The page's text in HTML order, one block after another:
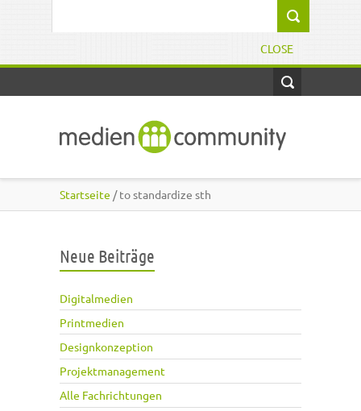
CLOSE
Startseite / to standardize sth
Neue Beiträge
Digitalmedien
Printmedien
Designkonzeption
Projektmanagement
Alle Fachrichtungen